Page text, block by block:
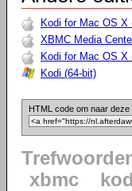
Kodi for Mac OS X
XBMC Media
Kodi for Mac OS X
Kodi (64-bit)
HTML code om naar deze
xbmc